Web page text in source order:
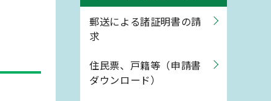
郵送による諸証明書の請
求
住民票、戸籍等（申請書
ダウンロード）